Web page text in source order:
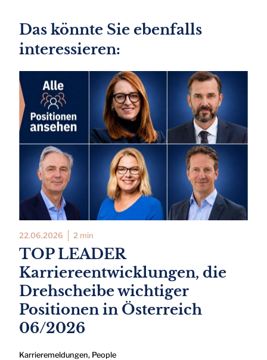
Das könnte Sie ebenfalls
interessieren:
22.06.2026 2 min
TOP LEADER
Karriereentwicklungen, die
Drehscheibe wichtiger
Positionen in Österreich
06/2026
Karrieremeldungen, People